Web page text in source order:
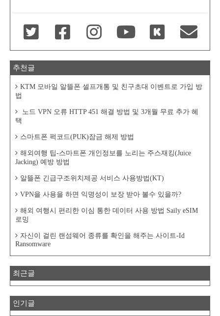
추천글
KTM 모바일 알뜰폰 셀프개통 및 친구초대 이벤트로 가입 방
법
노드 VPN 오류 HTTP 451 해결 방법 및 3개월 무료 추가 혜
택
스마트폰 퍽코드(PUK)잠금 해제 방법
해외여행 팁-스마트폰 개인정보를 노리는 주스재킹(Juice
Jacking) 예방 방법
알뜰폰 긴급구조위치제공 서비스 사용방법(KT)
VPN을 사용을 하면 익명성이 보장 받아 볼수 있을까?
해외 여행시 편리한 이심 통한 데이터 사용 방법 Saily eSIM
로밍
자신이 걸린 랜섬웨어 종류를 확인을 해주는 사이트-Id
Ransomware
최근글
인기글